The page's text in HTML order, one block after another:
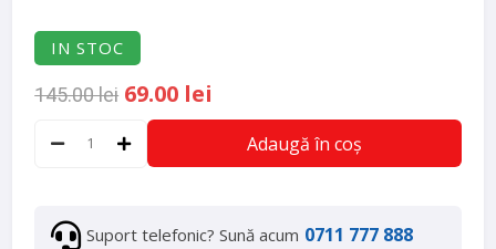
IN STOC
145.00 lei 69.00 lei
Adaugă în coș
Suport telefonic? Sună acum 0711 777 888